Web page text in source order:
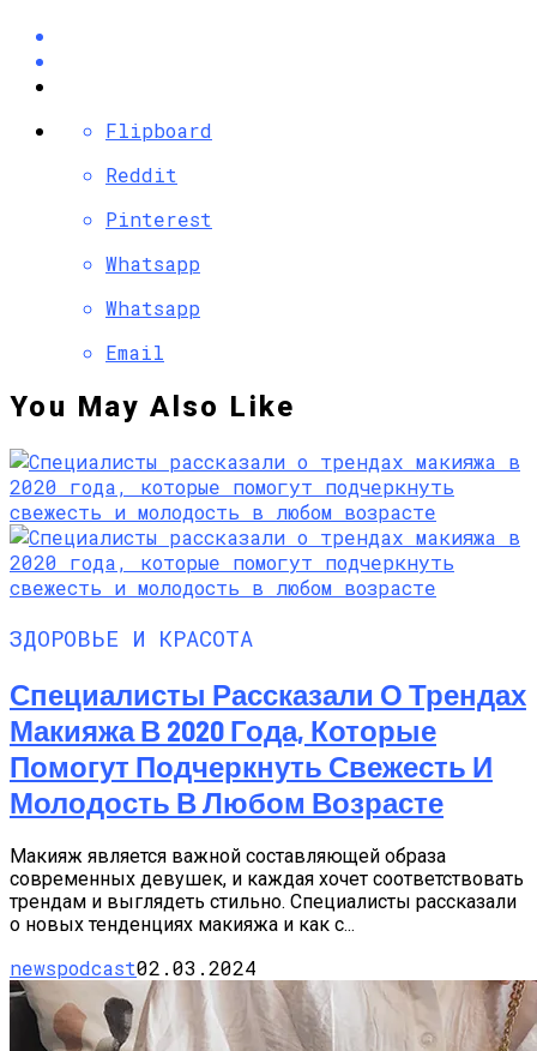
Flipboard
Reddit
Pinterest
Whatsapp
Whatsapp
Email
You May Also Like
ЗДОРОВЬЕ И КРАСОТА
Специалисты Рассказали О Трендах
Макияжа В 2020 Года, Которые
Помогут Подчеркнуть Свежесть И
Молодость В Любом Возрасте
Макияж является важной составляющей образа
современных девушек, и каждая хочет соответствовать
трендам и выглядеть стильно. Специалисты рассказали
о новых тенденциях макияжа и как с...
newspodcast02.03.2024